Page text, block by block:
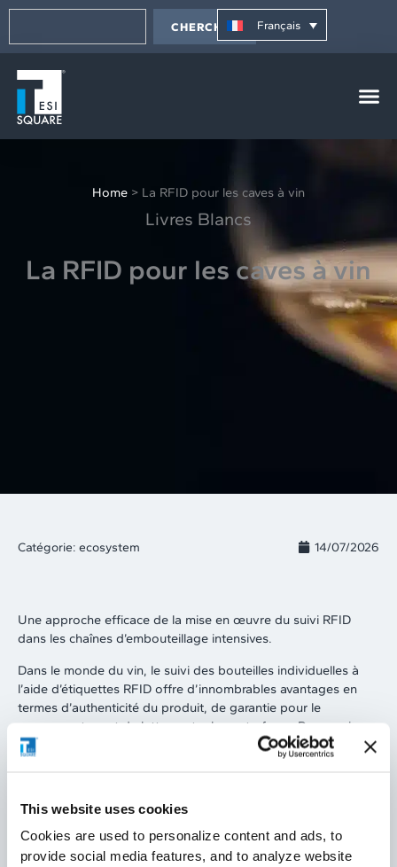
This website uses cookies
Cookies are used to personalize content and ads, to
provide social media features, and to analyze website
Aller
contenu
CHERCHER Français
Home > La RFID pour les caves à vin
Livres Blancs
La RFID pour les caves à vin
Catégorie: ecosystem 14/07/2026
Une approche efficace de la mise en œuvre du suivi RFID
dans les chaînes d’embouteillage intensives.
Dans le monde du vin, le suivi des bouteilles individuelles à
l’aide d’étiquettes RFID offre d’innombrables avantages en
termes d’authenticité du produit, de garantie pour le
consommateur et de lutte contre la contrefaçon.Pour avoir un
suivi complet, il est nécessaire d’appliquer l’étiquette RFID à
chaque élément (par exemple, bouteille, carton et palette) et
lire.Téléchargez le livre blanc créé en collaboration avec
etautenticoet découvrez les avantages des
pour les caves à vin!